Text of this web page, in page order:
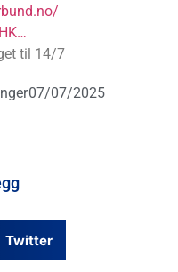
til 14/7
07/07/2025
Twitter